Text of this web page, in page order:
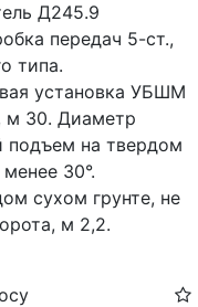
Д245.9
передач 5-ст.,
типа.
установка УБШМ
м 30. Диаметр
на твердом
30°.
сухом грунте, не
м 2,2.